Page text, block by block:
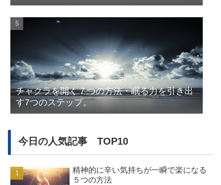
チャクラを開く７つの方法・眠る力を引き出
す7つのステップ。
今日の人気記事 TOP10
精神的に辛い気持ちが一瞬で楽になる
５つの方法